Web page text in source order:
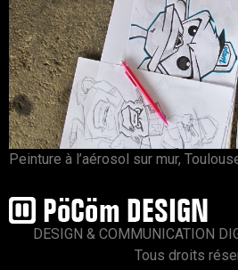
Peinture à l’aérosol sur mur,
DESIGN & COMMUNICATION
Tous droits